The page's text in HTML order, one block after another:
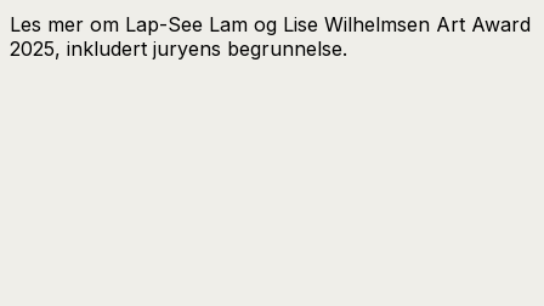
Les mer om Lap-See Lam og Lise Wilhelmsen Art Award
2025, inkludert juryens begrunnelse.